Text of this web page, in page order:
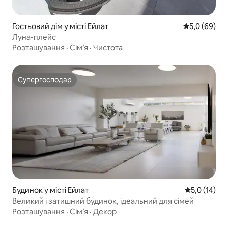
Гостьовий дім у місті Ейлат Середня
5,0 (69)
Луна-плейс
Розташування · Сім’я · Чистота
Супергосподар
Супергосподар
Будинок у місті Ейлат Середня
5,0 (14)
Великий і затишний будинок, ідеальний для сімей
Розташування · Сім’я · Декор